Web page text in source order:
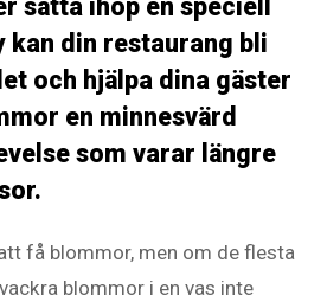
sätta ihop en speciell
kan din restaurang bli
och hjälpa dina gäster
en minnesvärd
som varar längre
få blommor, men om de flesta
blommor i en vas inte